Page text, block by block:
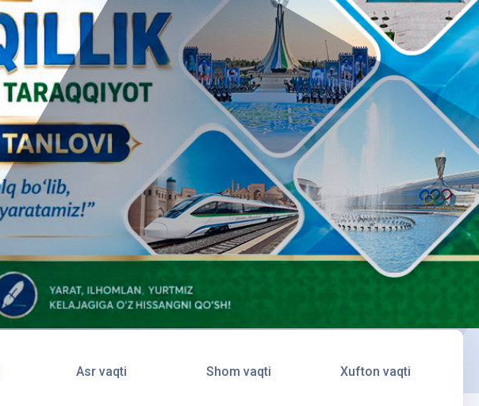
Asr vaqti Shom vaqti Xufton vaqti